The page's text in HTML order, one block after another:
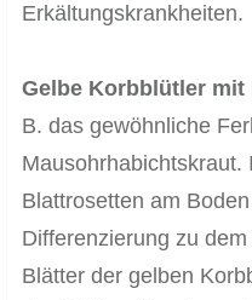
Erkältungskrankheiten.
Gelbe Korbblütler mit
B. das gewöhnliche
Mausohrhabichtskraut.
Blattrosetten am
Differenzierung zu
Blätter der gelben